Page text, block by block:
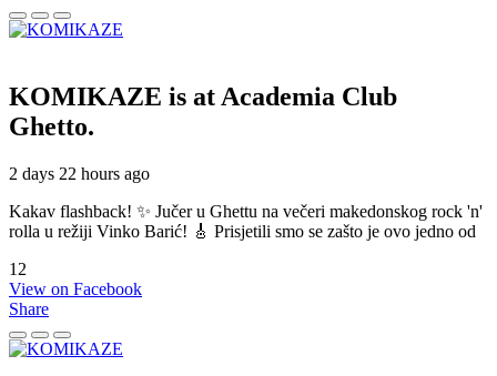
KOMIKAZE is at Academia Club
Ghetto.
2 days 22 hours ago
Kakav flashback! ✨ Jučer u Ghettu na večeri makedonskog rock 'n'
rolla u režiji Vinko Barić! 🎸 Prisjetili smo se zašto je ovo jedno od
12
View on Facebook
Share